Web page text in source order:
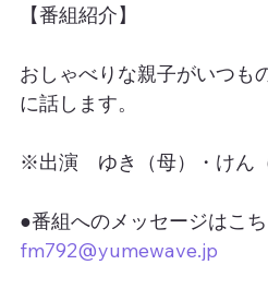
【番組紹介】
おしゃべりな親子がいつも
に話します。
※出演　ゆき（母）・けん
●番組へのメッセージはこ
fm792@yumewave.jp